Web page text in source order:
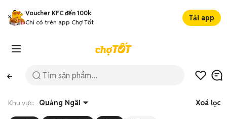
Voucher KFC đến 100k
Chỉ có trên app Chợ Tốt
Tải app
Khu vực: Quảng Ngãi Xoá lọc